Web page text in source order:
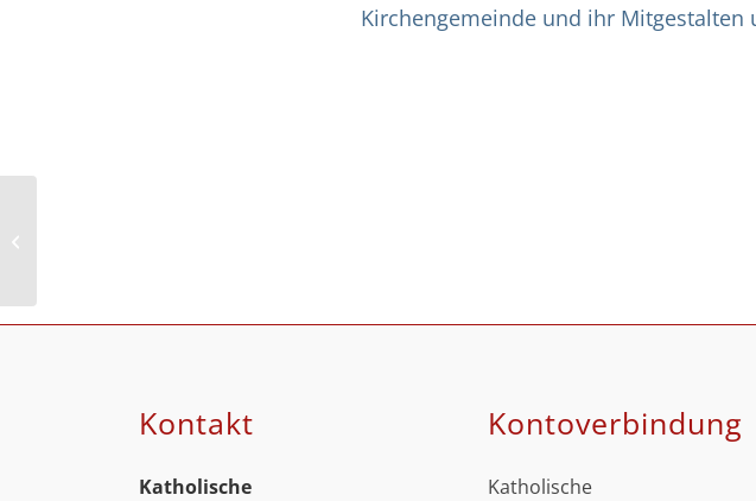
Kirchengemeinde und ihr Mitgestalten
Kontakt
Katholische
Kontoverbindung
Katholische